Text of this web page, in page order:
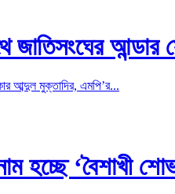
জাতিসংঘের আন্ডার
আব্দুল মুক্তাদির, এমপি’র...
হচ্ছে ‘বৈশাখী